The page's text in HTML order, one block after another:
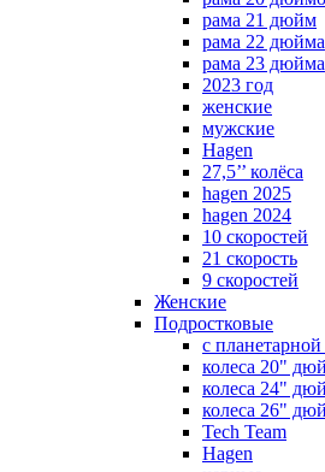
рама 21 дюйм
рама 22 дюйма
рама 23 дюйма
2023 год
женские
мужские
Hagen
27,5’’ колёса
hagen 2025
hagen 2024
10 скоростей
21 скорость
9 скоростей
Женские
Подростковые
с планетарной
колеса 20"
колеса 24"
колеса 26"
Tech Team
Hagen